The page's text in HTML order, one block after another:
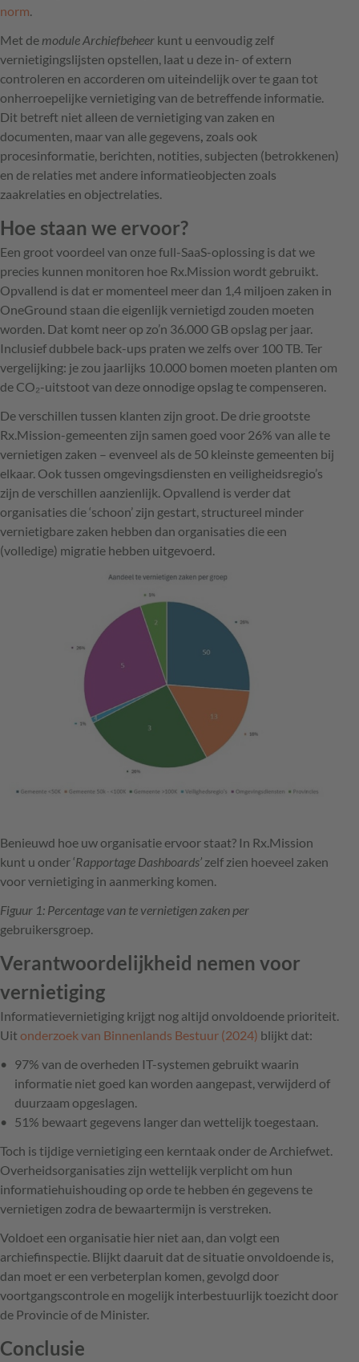
norm
Met de module Archiefbeheer kunt u eenvoudig zelf
vernietigingslijsten opstellen, laat u deze in- of extern
controleren en accorderen om uiteindelijk over te gaan tot
onherroepelijke vernietiging van de betreffende informatie.
Dit betreft niet alleen de vernietiging van zaken en
documenten, maar van alle gegevens zoals ook
procesinformatie, berichten, notities, subjecten (betrokkenen)
en de relaties met andere informatieobjecten zoals
zaakrelaties en objectrelaties.
Hoe staan we ervoor?
Een groot voordeel van onze full-SaaS-oplossing is dat we
precies kunnen monitoren hoe Rx.Mission wordt gebruikt.
Opvallend is dat er momenteel meer dan 1,4 miljoen zaken in
OneGround staan die eigenlijk vernietigd zouden moeten
worden. Dat komt neer op zo’n 36.000 GB opslag per jaar.
Inclusief dubbele back-ups praten we zelfs over 100 TB. Ter
vergelijking: je zou jaarlijks 10.000 bomen moeten planten om
de CO₂-uitstoot van deze onnodige opslag te compenseren.
De verschillen tussen klanten zijn groot. De drie grootste
Rx.Mission-gemeenten zijn samen goed voor 26% van alle te
vernietigen zaken – evenveel als de 50 kleinste gemeenten bij
elkaar. Ook tussen omgevingsdiensten en veiligheidsregio’s
zijn de verschillen aanzienlijk. Opvallend is verder dat
organisaties die ‘schoon’ zijn gestart, structureel minder
vernietigbare zaken hebben dan organisaties die een
(volledige) migratie hebben uitgevoerd.
Benieuwd hoe uw organisatie ervoor staat? In Rx.Mission
kunt u onder ‘Rapportage Dashboards’ zelf zien hoeveel zaken
voor vernietiging in aanmerking komen.
Figuur 1: Percentage van te vernietigen zaken per
gebruikersgroep.
Verantwoordelijkheid nemen voor
vernietiging
Informatievernietiging krijgt nog altijd onvoldoende prioriteit.
Uit onderzoek van Binnenlands Bestuur (2024) blijkt dat:
97% van de overheden IT-systemen gebruikt waarin
informatie niet goed kan worden aangepast, verwijderd of
duurzaam opgeslagen.
51% bewaart gegevens langer dan wettelijk toegestaan.
Toch is tijdige vernietiging een kerntaak onder de Archiefwet.
Overheidsorganisaties zijn wettelijk verplicht om hun
informatiehuishouding op orde te hebben én gegevens te
vernietigen zodra de bewaartermijn is verstreken.
Voldoet een organisatie hier niet aan, dan volgt een
archiefinspectie. Blijkt daaruit dat de situatie onvoldoende is,
dan moet er een verbeterplan komen, gevolgd door
voortgangscontrole en mogelijk interbestuurlijk toezicht door
de Provincie of de Minister.
Conclusie